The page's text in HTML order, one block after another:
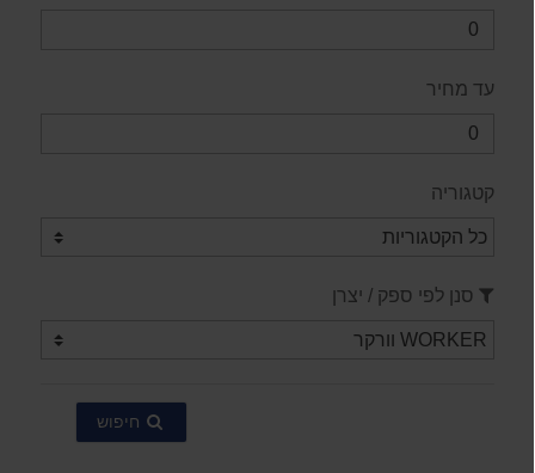
עד מחיר
קטגוריה
סנן לפי ספק / יצרן
חיפוש